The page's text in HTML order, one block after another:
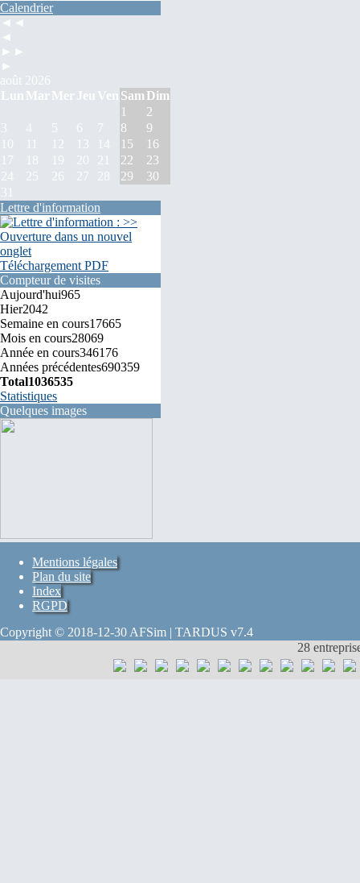
Calendrier
◄◄
◄
►►
►
août 2026
Lun Mar Mer Jeu Ven Sam Dim
1
2
3
4 5 6 7 8
9
10
11 12 13 14 15
16
17
18 19 20 21 22
23
24
25 26 27 28 29
30
31
Lettre d'information
Téléchargement PDF
Compteur de visites
Aujourd'hui965
Hier2042
Semaine en cours17665
Mois en cours28069
Année en cours346176
Années précédentes690359
Total1036535
Statistiques
Quelques images
Mentions légales
Plan du site
Index
RGPD
Copyright © 2018-12-30 AFSim | TARDUS v7.4
28